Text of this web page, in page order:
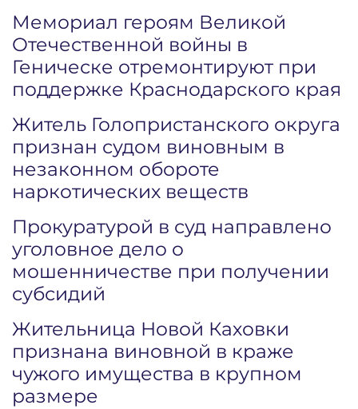
Мемориал героям Великой
Отечественной войны в
Геническе отремонтируют при
поддержке Краснодарского края
Житель Голопристанского округа
признан судом виновным в
незаконном обороте
наркотических веществ
Прокуратурой в суд направлено
уголовное дело о
мошенничестве при получении
субсидий
Жительница Новой Каховки
признана виновной в краже
чужого имущества в крупном
размере